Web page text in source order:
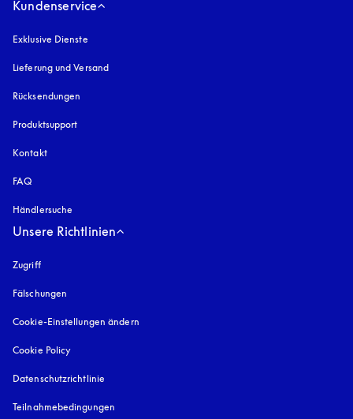
Kundenservice
Exklusive Dienste
Lieferung und Versand
Rücksendungen
Produktsupport
Kontakt
FAQ
Händlersuche
Unsere Richtlinien
Zugrifföffnet sich in einem neuen Tab
Fälschungen
Cookie-Einstellungen ändern
Cookie Policy
Datenschutzrichtlinie
Teilnahmebedingungen